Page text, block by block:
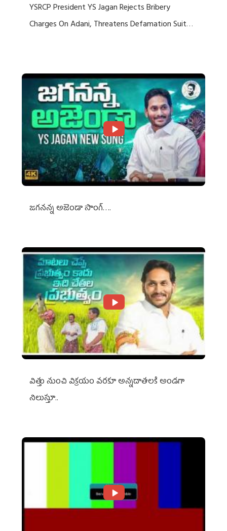
YSRCP President YS Jagan Rejects Bribery
Charges On Adani, Threatens Defamation Suit
జగనన్న అజెండా సాంగ్….
విత్తు నుంచి విక్రయం వరకూ అన్నదాతలకి అండగా
నిలుస్తూ..